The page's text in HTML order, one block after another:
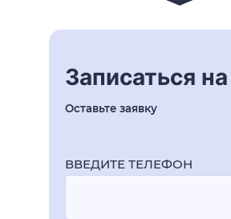
Записаться
Оставьте заявку
ВВЕДИТЕ ТЕЛЕФОН